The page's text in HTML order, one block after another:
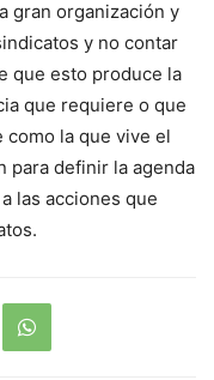
gran organización y
y no contar
que esto produce la
que requiere o que
como la que vive el
para definir la agenda
las acciones que